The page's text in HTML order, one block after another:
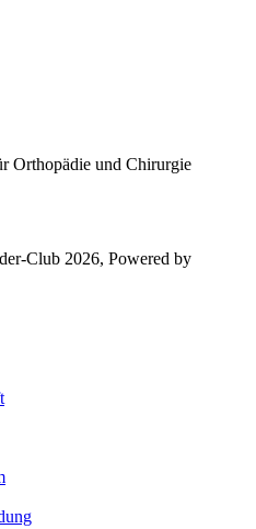
Club 2026, Powered by